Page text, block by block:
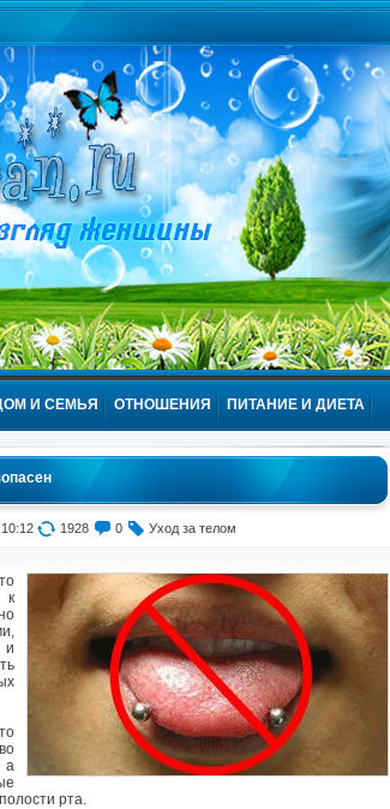
И СЕМЬЯ ОТНОШЕНИЯ ПИТАНИЕ И ДИЕТА
1928 0 Уход за телом
к
и
а
рта.